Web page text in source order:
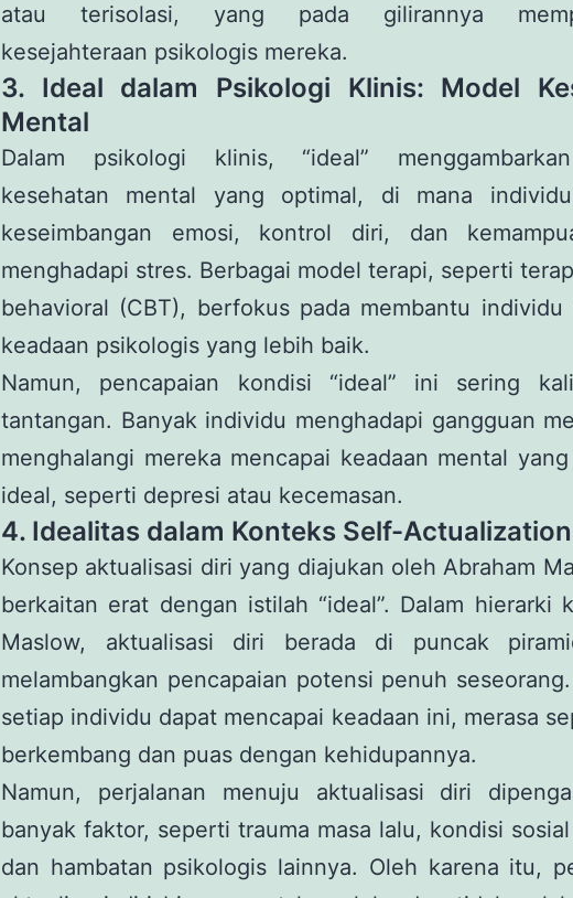
atau terisolasi, yang pada gilirannya
kesejahteraan psikologis mereka.
3. Ideal dalam Psikologi Klinis: Model
Mental
Dalam psikologi klinis, “ideal”
kesehatan mental yang optimal, di mana
keseimbangan emosi, kontrol diri, dan
menghadapi stres. Berbagai model terapi, seperti
behavioral (CBT), berfokus pada membantu individu
keadaan psikologis yang lebih baik.
Namun, pencapaian kondisi “ideal” ini sering
tantangan. Banyak individu menghadapi gangguan
menghalangi mereka mencapai keadaan mental
ideal, seperti depresi atau kecemasan.
4. Idealitas dalam Konteks Self-Actualization
Konsep aktualisasi diri yang diajukan oleh Abraham
berkaitan erat dengan istilah “ideal”. Dalam hierarki
Maslow, aktualisasi diri berada di puncak
melambangkan pencapaian potensi penuh
setiap individu dapat mencapai keadaan ini, merasa
berkembang dan puas dengan kehidupannya.
Namun, perjalanan menuju aktualisasi diri
banyak faktor, seperti trauma masa lalu, kondisi
dan hambatan psikologis lainnya. Oleh karena itu,